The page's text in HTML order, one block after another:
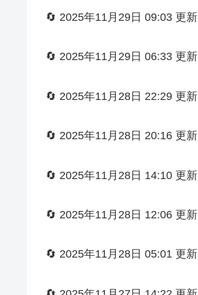
🔄 2025年11月29日 09:03 更新
🔄 2025年11月29日 06:33 更新
🔄 2025年11月28日 22:29 更新
🔄 2025年11月28日 20:16 更新
🔄 2025年11月28日 14:10 更新
🔄 2025年11月28日 12:06 更新
🔄 2025年11月28日 05:01 更新